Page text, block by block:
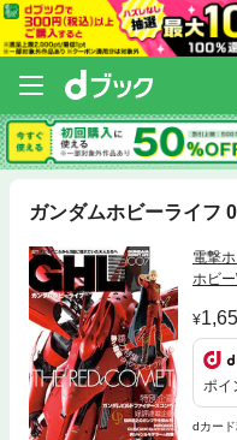
ガンダムホビーライフ
電撃
ホビ
ポイ
dカー